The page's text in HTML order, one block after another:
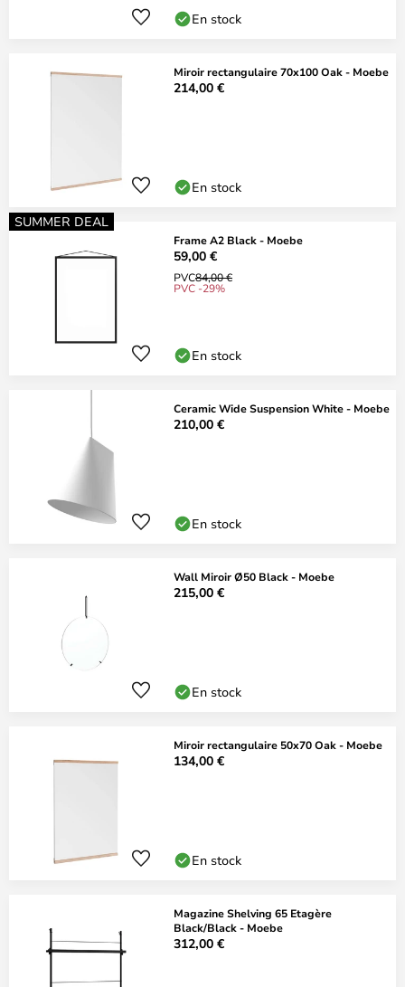
En stock
Miroir rectangulaire 70x100 Oak - Moebe
214,00 €
En stock
SUMMER DEAL
Frame A2 Black - Moebe
59,00 €
PVC84,00 €
PVC -29%
En stock
Ceramic Wide Suspension White - Moebe
210,00 €
En stock
Wall Miroir Ø50 Black - Moebe
215,00 €
En stock
Miroir rectangulaire 50x70 Oak - Moebe
134,00 €
En stock
Magazine Shelving 65 Etagère
Black/Black - Moebe
312,00 €